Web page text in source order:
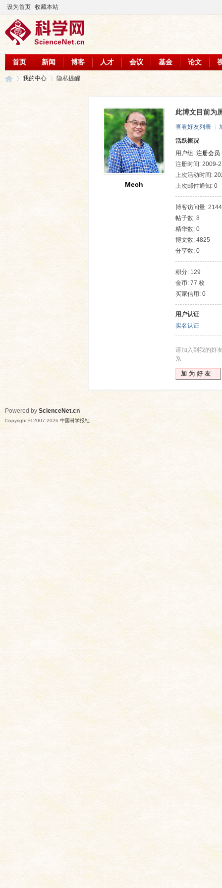
设为首页 收藏本站
首页 新闻 博客 人才 会议 基金 论文
我的中心 隐私提醒
Mech
此博文目前为
查看好友列表
活跃概况
用户组: 注册会员
注册时间: 2009-
上次活动时间:
上次邮件通知: 0
博客访问量:
帖子数: 8
精华数: 0
博文数: 4825
分享数: 0
积分: 129
金币: 77 枚
买家信用: 0
用户认证
实名认证
请加入到我的好
系
加为好友
Powered by ScienceNet.cn
Copyright © 2007-2026 中国科学报社